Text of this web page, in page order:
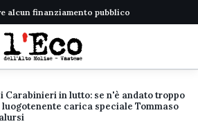
alcun finanziamento pubblico
Carabinieri in lutto: se n'è andato troppo
carica speciale Tommaso